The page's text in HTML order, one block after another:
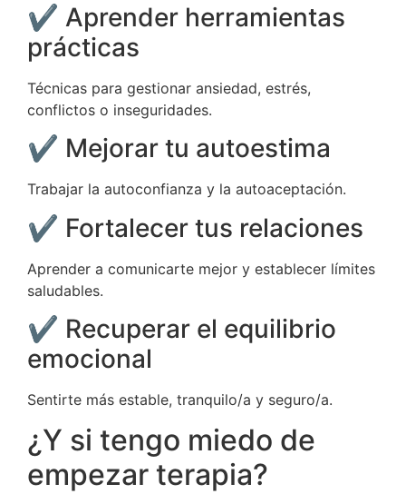
✔ Aprender herramientas
prácticas
Técnicas para gestionar ansiedad, estrés,
conflictos o inseguridades.
✔ Mejorar tu autoestima
Trabajar la autoconfianza y la autoaceptación.
✔ Fortalecer tus relaciones
Aprender a comunicarte mejor y establecer límites
saludables.
✔ Recuperar el equilibrio
emocional
Sentirte más estable, tranquilo/a y seguro/a.
¿Y si tengo miedo de
empezar terapia?